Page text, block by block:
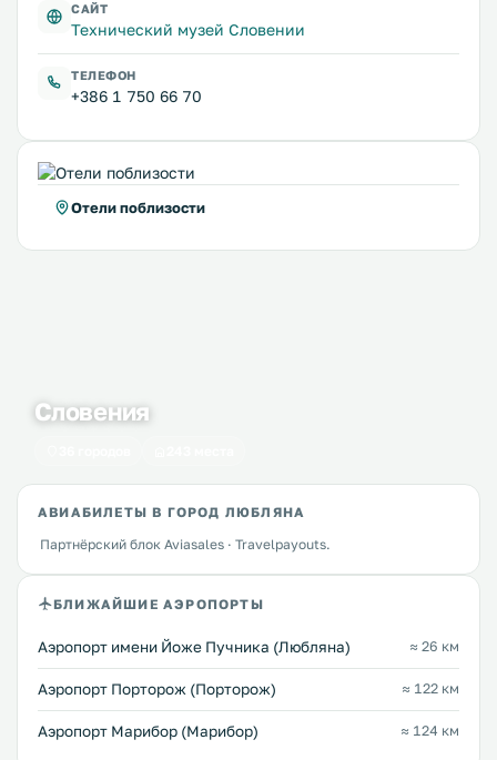
САЙТ
Технический музей Словении
ТЕЛЕФОН
+386 1 750 66 70
Отели поблизости
Словения
АВИАБИЛЕТЫ В ГОРОД ЛЮБЛЯНА
Партнёрский блок Aviasales · Travelpayouts.
БЛИЖАЙШИЕ АЭРОПОРТЫ
Аэропорт имени Йоже Пучника (Любляна) ≈ 26 км
Аэропорт Порторож (Порторож) ≈ 122 км
Аэропорт Марибор (Марибор) ≈ 124 км